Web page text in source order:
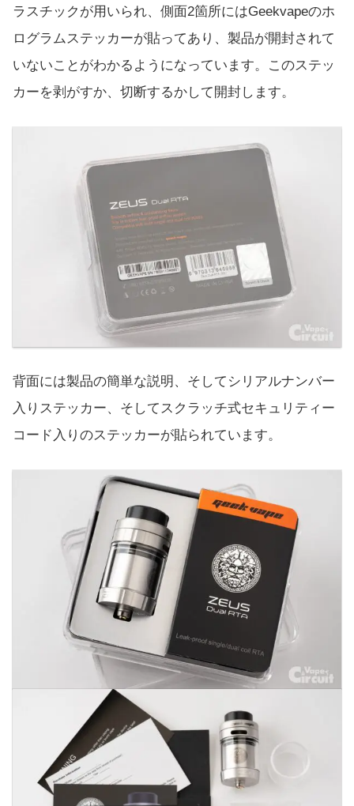
ラスチックが用いられ、側面2箇所にはGeekvapeのホ
ログラムステッカーが貼ってあり、製品が開封されて
いないことがわかるようになっています。このステッ
カーを剥がすか、切断するかして開封します。
背面には製品の簡単な説明、そしてシリアルナンバー
入りステッカー、そしてスクラッチ式セキュリティー
コード入りのステッカーが貼られています。